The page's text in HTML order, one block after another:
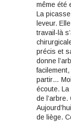
même été
La
leveur.
travail-là
précis et
donne
partir…
écoute. La
de l’arbre.
de liège.